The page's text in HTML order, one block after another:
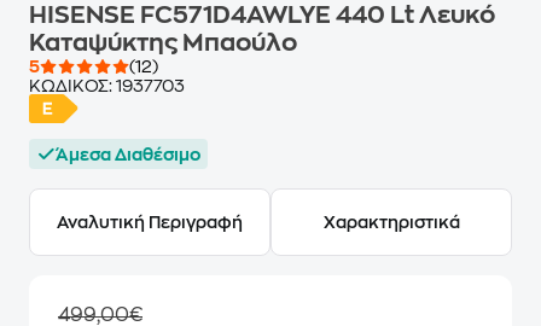
HISENSE FC571D4AWLYE 440 Lt Λευκό
Καταψύκτης Μπαούλο
5
(12)
ΚΩΔΙΚΟΣ: 1937703
Άμεσα Διαθέσιμο
Αναλυτική Περιγραφή Χαρακτηριστικά
499,00€